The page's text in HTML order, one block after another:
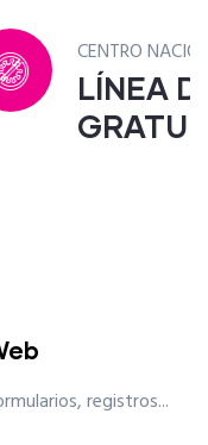
19
Y
registros...